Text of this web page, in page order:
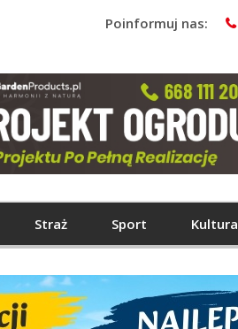
Poinformuj nas:
Straż Sport Kultura